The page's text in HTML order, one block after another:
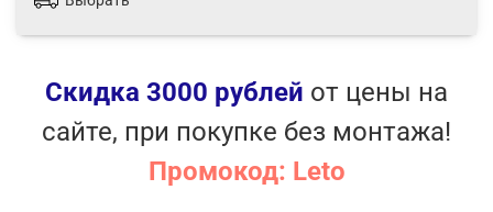
Скидка 3000 рублей от цены на
сайте, при покупке без монтажа!
Промокод: Leto